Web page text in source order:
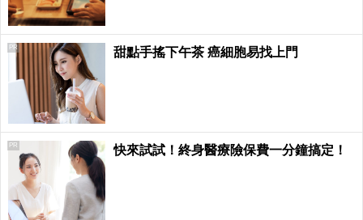
甜點手搖下午茶 癌細胞易找上門
PR
快來試試！終身醫療險保費一分鐘搞定！
PR